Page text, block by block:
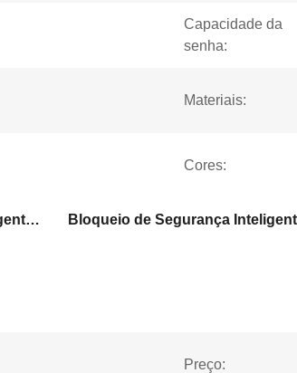
Capacidade da
senha:
Materiais:
Cores:
Bloqueio de Segurança Inteligente de 60 a 70 mm
Preço: